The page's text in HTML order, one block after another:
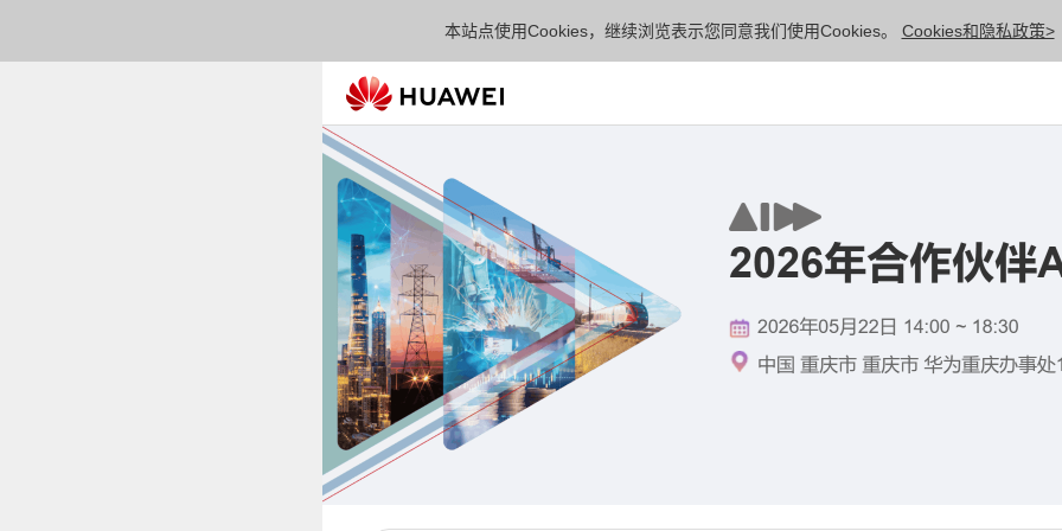
本站点使用Cookies，继续浏览表示您同意我们使用Cookies。 Cookies和隐私政策>